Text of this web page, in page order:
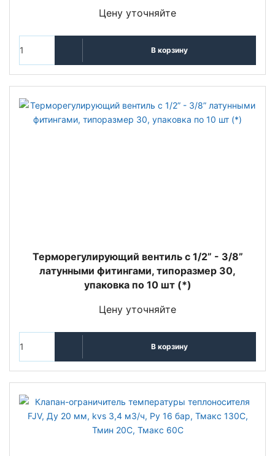
Цену уточняйте
В корзину
Терморегулирующий вентиль c 1/2” - 3/8”
латунными фитингами, типоразмер 30,
упаковка по 10 шт (*)
Цену уточняйте
В корзину